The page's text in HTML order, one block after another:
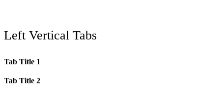
Left Vertical Tabs
Tab Title 1
Tab Title 2